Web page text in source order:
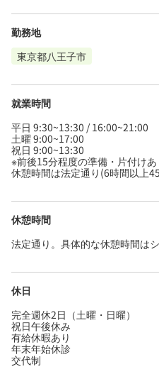
勤務地
東京都八王子市
就業時間
平日 9:30~13:30 / 16:00~21:00
土曜 9:00~17:00
祝日 9:00~13:30
※前後15分程度の準備・片付けあ
休憩時間は法定通り(6時間以上
休憩時間
法定通り。具体的な休憩時間は
休日
完全週休2日（土曜・日曜）
祝日午後休み
有給休暇あり
年末年始休診
交代制